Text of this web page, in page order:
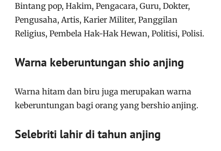
Bintang pop, Hakim, Pengacara, Guru, Dokter,
Pengusaha, Artis, Karier Militer, Panggilan
Religius, Pembela Hak-Hak Hewan, Politisi, Polisi.
Warna keberuntungan shio anjing
Warna hitam dan biru juga merupakan warna
keberuntungan bagi orang yang bershio anjing.
Selebriti lahir di tahun anjing